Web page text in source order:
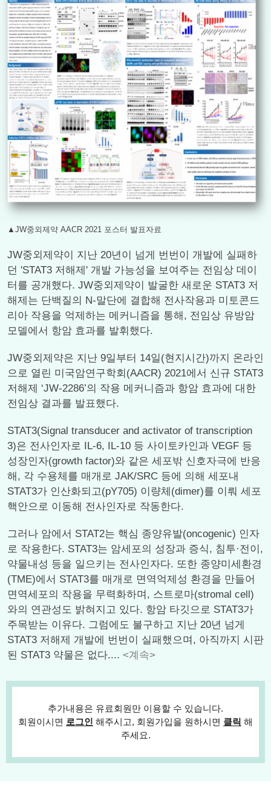
▲JW중외제약 AACR 2021 포스터 발표자료
JW중외제약이 지난 20년이 넘게 번번이 개발에 실패하
던 'STAT3 저해제' 개발 가능성을 보여주는 전임상 데이
터를 공개했다. JW중외제약이 발굴한 새로운 STAT3 저
해제는 단백질의 N-말단에 결합해 전사작용과 미토콘드
리아 작용을 억제하는 메커니즘을 통해, 전임상 유방암
모델에서 항암 효과를 발휘했다.
JW중외제약은 지난 9일부터 14일(현지시간)까지 온라인
으로 열린 미국암연구학회(AACR) 2021에서 신규 STAT3
저해제 ‘JW-2286’의 작용 메커니즘과 항암 효과에 대한
전임상 결과를 발표했다.
STAT3(Signal transducer and activator of transcription
3)은 전사인자로 IL-6, IL-10 등 사이토카인과 VEGF 등
성장인자(growth factor)와 같은 세포밖 신호자극에 반응
해, 각 수용체를 매개로 JAK/SRC 등에 의해 세포내
STAT3가 인산화되고(pY705) 이량체(dimer)를 이뤄 세포
핵안으로 이동해 전사인자로 작동한다.
그러나 암에서 STAT2는 핵심 종양유발(oncogenic) 인자
로 작용한다. STAT3는 암세포의 성장과 증식, 침투·전이,
약물내성 등을 일으키는 전사인자다. 또한 종양미세환경
(TME)에서 STAT3를 매개로 면역억제성 환경을 만들어
면역세포의 작용을 무력화하며, 스트로마(stromal cell)
와의 연관성도 밝혀지고 있다. 항암 타깃으로 STAT3가
주목받는 이유다. 그럼에도 불구하고 지난 20년 넘게
STAT3 저해제 개발에 번번이 실패했으며, 아직까지 시판
된 STAT3 약물은 없다.... <계속>
추가내용은 유료회원만 이용할 수 있습니다.
회원이시면 로그인 해주시고, 회원가입을 원하시면 클릭 해
주세요.